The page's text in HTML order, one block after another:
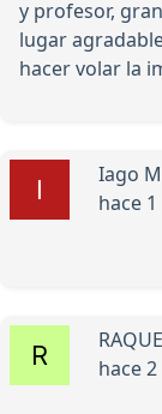
y profesor,
lugar
hacer volar la
Iago
hace
hace